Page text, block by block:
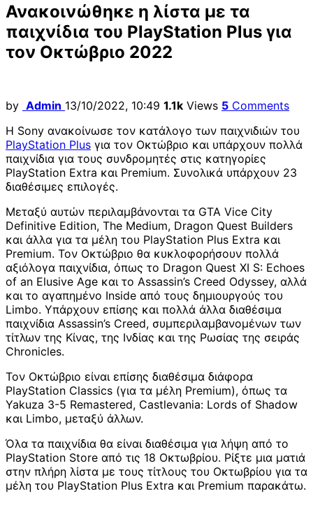
Ανακοινώθηκε η λίστα με τα
παιχνίδια του PlayStation Plus για
τον Οκτώβριο 2022
by Admin 13/10/2022, 10:49 1.1k Views 5 Comments
Η Sony ανακοίνωσε τον κατάλογο των παιχνιδιών του
PlayStation Plus για τον Οκτώβριο και υπάρχουν πολλά
παιχνίδια για τους συνδρομητές στις κατηγορίες
PlayStation Extra και Premium. Συνολικά υπάρχουν 23
διαθέσιμες επιλογές.
Μεταξύ αυτών περιλαμβάνονται τα GTA Vice City
Definitive Edition, The Medium, Dragon Quest Builders
και άλλα για τα μέλη του PlayStation Plus Extra και
Premium. Τον Οκτώβριο θα κυκλοφορήσουν πολλά
αξιόλογα παιχνίδια, όπως το Dragon Quest XI S: Echoes
of an Elusive Age και το Assassin’s Creed Odyssey, αλλά
και το αγαπημένο Inside από τους δημιουργούς του
Limbo. Υπάρχουν επίσης και πολλά άλλα διαθέσιμα
παιχνίδια Assassin’s Creed, συμπεριλαμβανομένων των
τίτλων της Κίνας, της Ινδίας και της Ρωσίας της σειράς
Chronicles.
Τον Οκτώβριο είναι επίσης διαθέσιμα διάφορα
PlayStation Classics (για τα μέλη Premium), όπως τα
Yakuza 3-5 Remastered, Castlevania: Lords of Shadow
και Limbo, μεταξύ άλλων.
Όλα τα παιχνίδια θα είναι διαθέσιμα για λήψη από το
PlayStation Store από τις 18 Οκτωβρίου. Ρίξτε μια ματιά
στην πλήρη λίστα με τους τίτλους του Οκτωβρίου για τα
μέλη του PlayStation Plus Extra και Premium παρακάτω.